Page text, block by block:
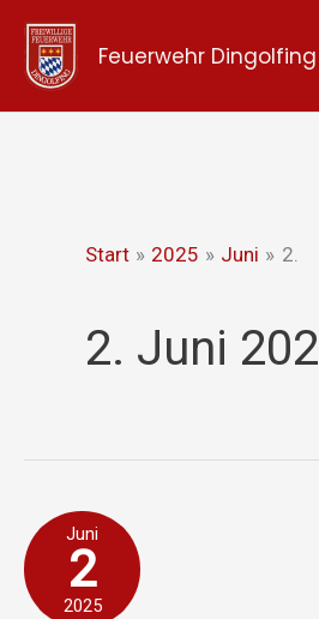
Zum
Inhalt
springen
Feuerwehr Dingolfing
Start 2025 Juni 2.
2. Juni
Juni
2
2025
eCall
ohne
Spracherwiderung